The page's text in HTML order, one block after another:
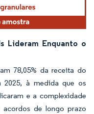
Lideram Enquanto o
78,05% da receita do
à medida que os
e a complexidade
de longo prazo